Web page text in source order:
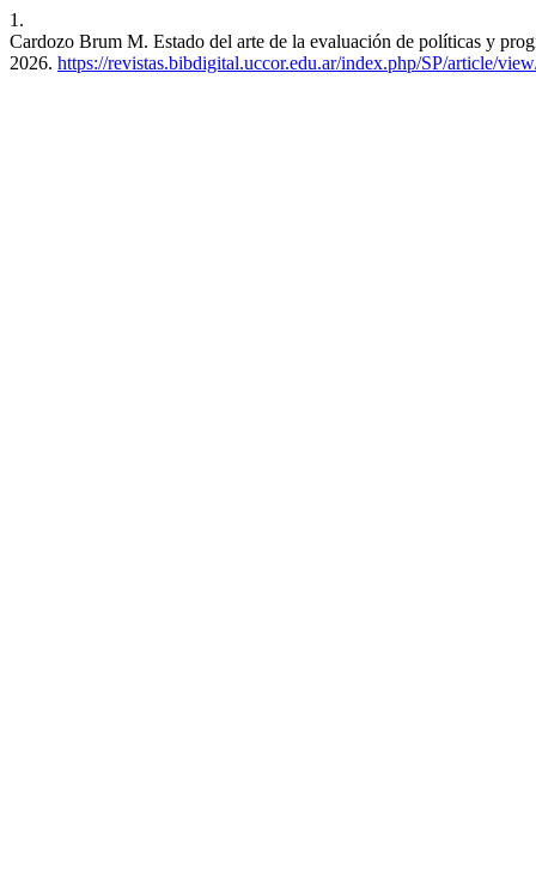
1.
Cardozo Brum M. Estado del arte de la evaluación de políticas y
2026. https://revistas.bibdigital.uccor.edu.ar/index.php/SP/article/